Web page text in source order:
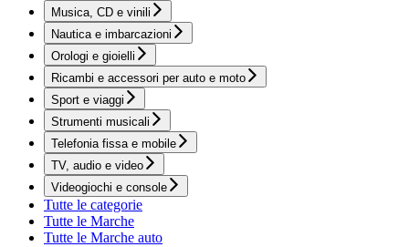
Musica, CD e vinili
Nautica e imbarcazioni
Orologi e gioielli
Ricambi e accessori per auto e moto
Sport e viaggi
Strumenti musicali
Telefonia fissa e mobile
TV, audio e video
Videogiochi e console
Tutte le categorie
Tutte le Marche
Tutte le Marche auto